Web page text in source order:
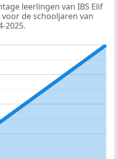
leerlingen van IBS Elif
de schooljaren van
2025.